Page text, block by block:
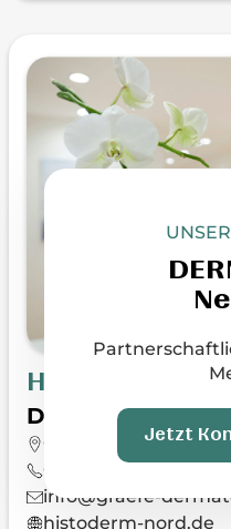
Jetzt
HistoDerm
Dr. med. Tim
Großer Sand 52,
04122 / 45 577
info@graefe-
histoderm-nord.de